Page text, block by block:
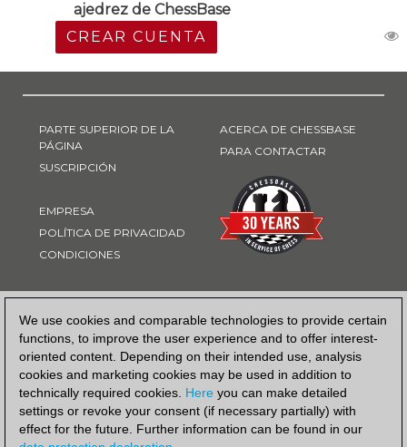
We use cookies and comparable technologies to provide certain
functions, to improve the user experience and to offer interest-
oriented content. Depending on their intended use, analysis
cookies and marketing cookies may be used in addition to
technically required cookies. Here you can make detailed
settings or revoke your consent (if necessary partially) with
effect for the future. Further information can be found in our
ajedrez de ChessBase
CREAR CUENTA
PARTE SUPERIOR DE LA
PÁGINA
SUSCRIPCIÓN
EMPRESA
POLÍTICA DE PRIVACIDAD
CONDICIONES
ACERCA DE CHESSBASE
PARA CONTACTAR
FORMA DE PAGO